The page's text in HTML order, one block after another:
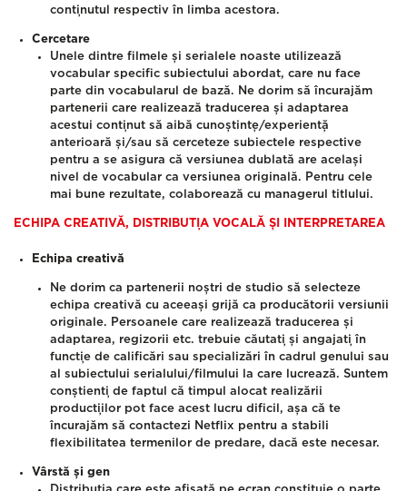
conținutul respectiv în limba acestora.
Cercetare
Unele dintre filmele și serialele noaste utilizează
vocabular specific subiectului abordat, care nu face
parte din vocabularul de bază. Ne dorim să încurajăm
partenerii care realizează traducerea și adaptarea
acestui conținut să aibă cunoștințe/experiență
anterioară și/sau să cerceteze subiectele respective
pentru a se asigura că versiunea dublată are același
nivel de vocabular ca versiunea originală. Pentru cele
mai bune rezultate, colaborează cu managerul titlului.
ECHIPA CREATIVĂ, DISTRIBUȚIA VOCALĂ ȘI INTERPRETAREA
Echipa creativă
Ne dorim ca partenerii noștri de studio să selecteze
echipa creativă cu aceeași grijă ca producătorii versiunii
originale. Persoanele care realizează traducerea și
adaptarea, regizorii etc. trebuie căutați și angajați în
funcție de calificări sau specializări în cadrul genului sau
al subiectului serialului/filmului la care lucrează. Suntem
conștienți de faptul că timpul alocat realizării
producțiilor pot face acest lucru dificil, așa că te
încurajăm să contactezi Netflix pentru a stabili
flexibilitatea termenilor de predare, dacă este necesar.
Vârstă și gen